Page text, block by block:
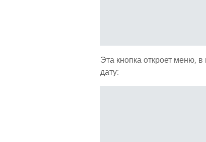
Эта кнопка откроет меню,
дату: